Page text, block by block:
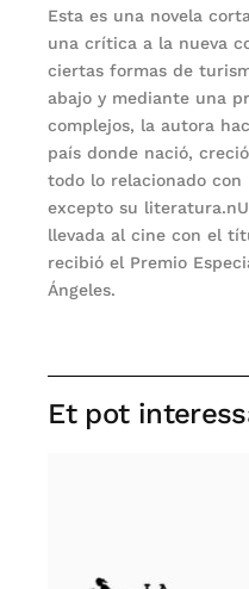
Esta es una novela
una crítica a la nueva
ciertas formas de
abajo y mediante una
complejos, la autora
país donde nació,
todo lo relacionado con
excepto su
llevada al cine con el
recibió el Premio
Ángeles.
Et pot